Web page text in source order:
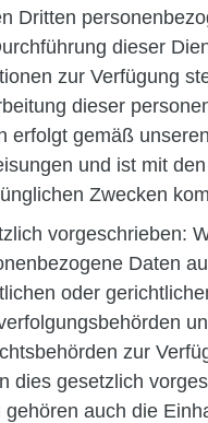
Dritten
dieser
zur Verfügung
dieser
erfolgt gemäß unseren
und ist mit den
Zwecken
vorgeschrieben:
Daten
oder
zur
dies gesetzlich
gehören auch die